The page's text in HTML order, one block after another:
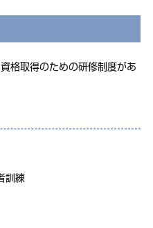
格取得のための研修制度があ
訓練